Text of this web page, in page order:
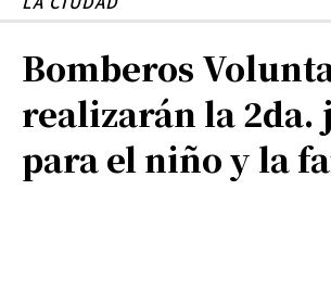
Bomberos
realizarán la 2da.
para el niño y la